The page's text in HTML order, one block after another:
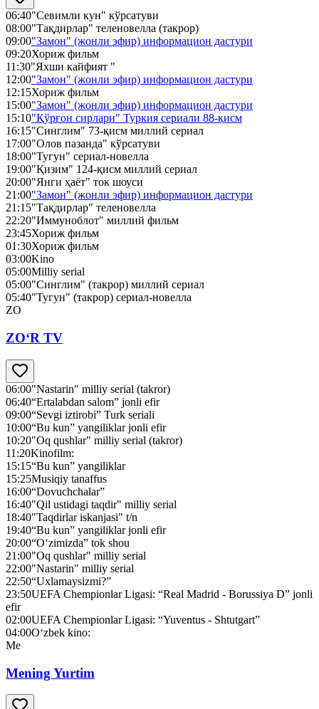
06:40"Севимли кун" кўрсатуви
08:00"Тақдирлар" теленовелла (такрор)
09:00"Замон" (жонли эфир) информацион дастури
09:20Хориж фильм
11:30"Яхши кайфият "
12:00"Замон" (жонли эфир) информацион дастури
12:15Хориж фильм
15:00"Замон" (жонли эфир) информацион дастури
15:10"Қўрғон сирлари" Туркия сериали 88-қисм
16:15"Синглим" 73-қисм миллий сериал
17:00"Олов пазанда" кўрсатуви
18:00"Тугун" сериал-новелла
19:00"Қизим" 124-қисм миллий сериал
20:00"Янги ҳаёт" ток шоуси
21:00"Замон" (жонли эфир) информацион дастури
21:15"Тақдирлар" теленовелла
22:20"Иммуноблот" миллий фильм
23:45Хориж фильм
01:30Хориж фильм
03:00Kino
05:00Milliy serial
05:00"Синглим" (такрор) миллий сериал
05:40"Тугун" (такрор) сериал-новелла
ZO
ZO‘R TV
06:00"Nastarin" milliy serial (takror)
06:40“Ertalabdan salom” jonli efir
09:00“Sevgi iztirobi” Turk seriali
10:00“Bu kun” yangiliklar jonli efir
10:20"Oq qushlar" milliy serial (takror)
11:20Kinofilm:
15:15“Bu kun” yangiliklar
15:25Musiqiy tanaffus
16:00“Dovuchchalar”
16:40"Qil ustidagi taqdir" milliy serial
18:40"Taqdirlar iskanjasi" t/n
19:40“Bu kun” yangiliklar jonli efir
20:00“O‘zimizda” tok shou
21:00"Oq qushlar" milliy serial
22:00"Nastarin" milliy serial
22:50“Uxlamaysizmi?”
23:50UEFA Chempionlar Ligasi: “Real Madrid - Borussiya D” jonli
efir
02:00UEFA Chempionlar Ligasi: “Yuventus - Shtutgart”
04:00O‘zbek kino:
Me
Mening Yurtim